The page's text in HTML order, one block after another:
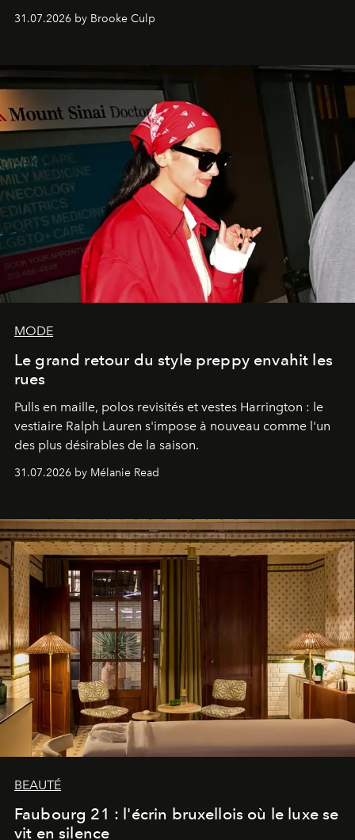
31.07.2026 by Brooke Culp
MODE
Le grand retour du style preppy envahit les
rues
Pulls en maille, polos revisités et vestes Harrington : le
vestiaire Ralph Lauren s'impose à nouveau comme l'un
des plus désirables de la saison.
31.07.2026 by Mélanie Read
BEAUTÉ
Faubourg 21 : l'écrin bruxellois où le luxe se
vit en silence